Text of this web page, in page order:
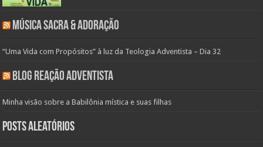
Música Sacra & Adoração
“Uma Vida com Propósitos” à luz da Teologia Adventista – Dia 32
Blog Reação Adventista
Minha visão sobre a Babilônia mística e suas filhas
Posts aleatórios